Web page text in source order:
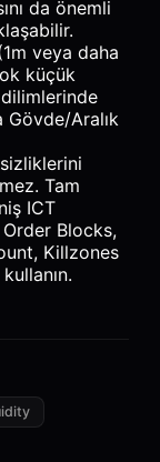
da önemli
veya daha
küçük
Gövde/Aralık
Tam
ICT
Order Blocks,
Killzones